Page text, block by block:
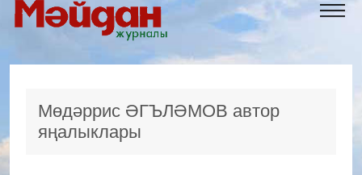
Мөдәррис ӘГЪЛӘМОВ автор
яңалыклары